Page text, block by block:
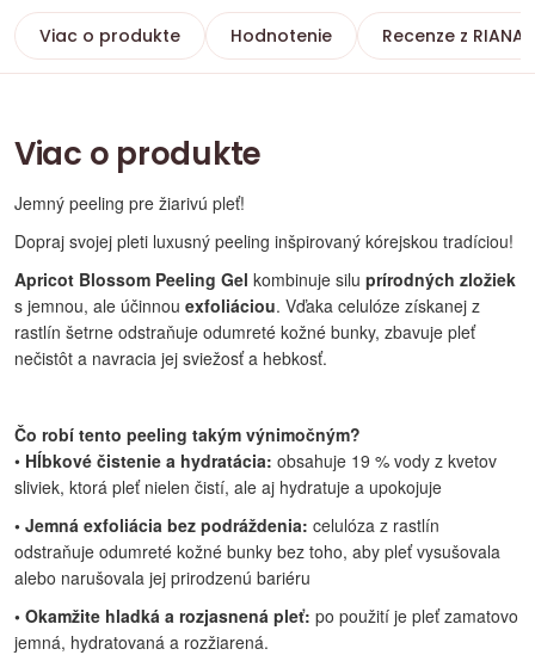
Viac o produkte Hodnotenie Recenze z RIANA
Viac o produkte
Jemný peeling pre žiarivú pleť!
Dopraj svojej pleti luxusný peeling inšpirovaný kórejskou tradíciou!
Apricot Blossom Peeling Gel kombinuje silu prírodných zložiek
s jemnou, ale účinnou exfoliáciou. Vďaka celulóze získanej z
rastlín šetrne odstraňuje odumreté kožné bunky, zbavuje pleť
nečistôt a navracia jej sviežosť a hebkosť.
Čo robí tento peeling takým výnimočným?
• Hĺbkové čistenie a hydratácia: obsahuje 19 % vody z kvetov
sliviek, ktorá pleť nielen čistí, ale aj hydratuje a upokojuje
• Jemná exfoliácia bez podráždenia: celulóza z rastlín
odstraňuje odumreté kožné bunky bez toho, aby pleť vysušovala
alebo narušovala jej prirodzenú bariéru
• Okamžite hladká a rozjasnená pleť: po použití je pleť zamatovo
jemná, hydratovaná a rozžiarená.